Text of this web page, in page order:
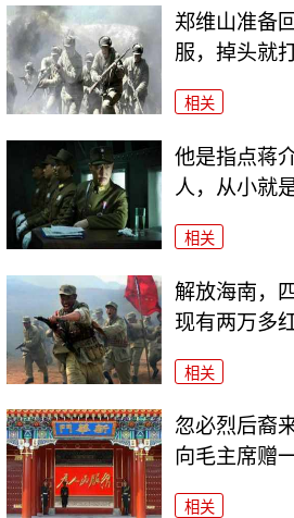
郑维山准备
服，掉头就
相关
他是指点蒋
人，从小就
相关
解放海南，
现有两万多
相关
忽必烈后裔
向毛主席赠
相关